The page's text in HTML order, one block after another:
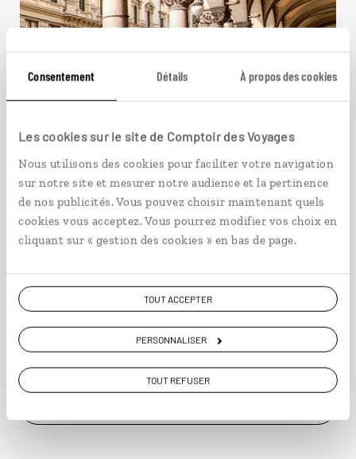
Consentement Détails À propos des cookies
Les cookies sur le site de Comptoir des Voyages
Nous utilisons des cookies pour faciliter votre navigation
sur notre site et mesurer notre audience et la pertinence
de nos publicités. Vous pouvez choisir maintenant quels
cookies vous acceptez. Vous pourrez modifier vos choix en
cliquant sur « gestion des cookies » en bas de page.
TOUT ACCEPTER
PERSONNALISER
TOUT REFUSER
Pleine lucarne sur Turin
Week-end en train à Turin, capitale du Piémont.
4 jours / 3 nuits